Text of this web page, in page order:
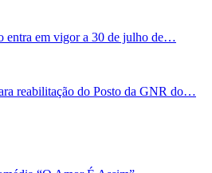
entra em vigor a 30 de julho de…
reabilitação do Posto da GNR do…